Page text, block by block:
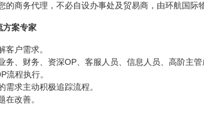
的商务代理，不必自设办事处及贸易商，由环航国际
方案专家
客户需求。
务、财务、资深OP、客服人员、信息人员、高阶主管
流程执行。
需求主动积极追踪流程。
在改善。